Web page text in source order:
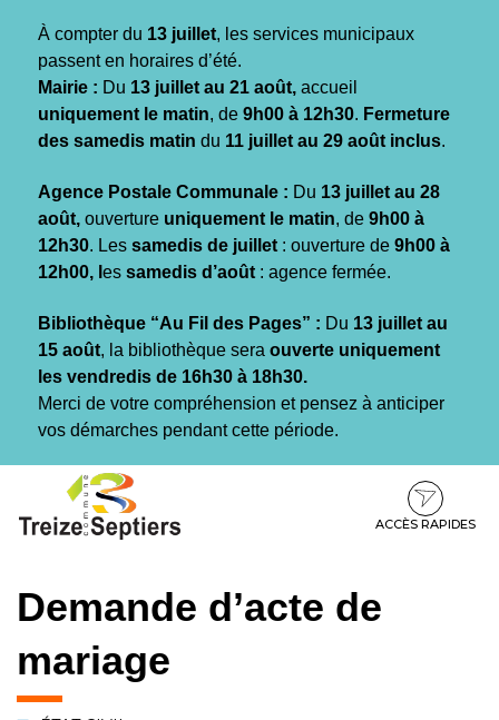
À compter du 13 juillet, les services municipaux
passent en horaires d’été.
Mairie : Du 13 juillet au 21 août, accueil
uniquement le matin, de 9h00 à 12h30. Fermeture
des samedis matin du 11 juillet au 29 août inclus.
Agence Postale Communale : Du 13 juillet au 28
août, ouverture uniquement le matin, de 9h00 à
12h30. Les samedis de juillet : ouverture de 9h00 à
12h00, l es samedis d’août : agence fermée.
Bibliothèque “Au Fil des Pages” : Du 13 juillet au
15 août, la bibliothèque sera ouverte uniquement
les vendredis de 16h30 à 18h30.
Merci de votre compréhension et pensez à anticiper
vos démarches pendant cette période.
contenu
pied
ACCÈS RAPIDES
Demande d’acte de
mariage